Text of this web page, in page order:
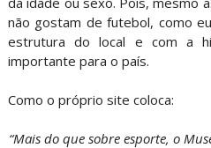
não gostam de futebol, como
estrutura do local e com a
importante para o país.
Como o próprio site coloca:
“Mais do que sobre esporte, o